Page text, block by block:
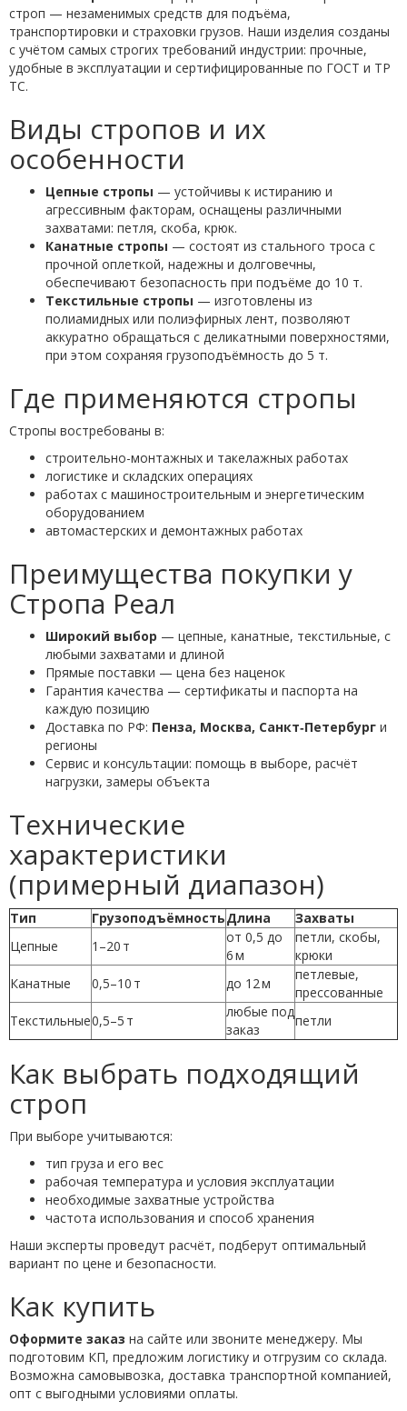
строп — незаменимых средств для подъёма,
транспортировки и страховки грузов. Наши изделия созданы
с учётом самых строгих требований индустрии: прочные,
удобные в эксплуатации и сертифицированные по ГОСТ и ТР
ТС.
Виды стропов и их
особенности
Цепные стропы — устойчивы к истиранию и
агрессивным факторам, оснащены различными
захватами: петля, скоба, крюк.
Канатные стропы — состоят из стального троса с
прочной оплеткой, надежны и долговечны,
обеспечивают безопасность при подъёме до 10 т.
Текстильные стропы — изготовлены из
полиамидных или полиэфирных лент, позволяют
аккуратно обращаться с деликатными поверхностями,
при этом сохраняя грузоподъёмность до 5 т.
Где применяются стропы
Стропы востребованы в:
строительно-монтажных и такелажных работах
логистике и складских операциях
работах с машиностроительным и энергетическим
оборудованием
автомастерских и демонтажных работах
Преимущества покупки у
Стропа Реал
Широкий выбор — цепные, канатные, текстильные, с
любыми захватами и длиной
Прямые поставки — цена без наценок
Гарантия качества — сертификаты и паспорта на
каждую позицию
Доставка по РФ: Пенза, Москва, Санкт‑Петербург и
регионы
Сервис и консультации: помощь в выборе, расчёт
нагрузки, замеры объекта
Технические
характеристики
(примерный диапазон)
Тип ГрузоподъёмностьДлина
Захваты
Цепные
1–20 т
от 0,5 до
6 м
петли, скобы,
крюки
Канатные
0,5–10 т до 12 м
петлевые,
прессованные
Текстильные0,5–5 т
любые под
заказ
петли
Как выбрать подходящий
строп
При выборе учитываются:
тип груза и его вес
рабочая температура и условия эксплуатации
необходимые захватные устройства
частота использования и способ хранения
Наши эксперты проведут расчёт, подберут оптимальный
вариант по цене и безопасности.
Как купить
Оформите заказ на сайте или звоните менеджеру. Мы
подготовим КП, предложим логистику и отгрузим со склада.
Возможна самовывозка, доставка транспортной компанией,
опт с выгодными условиями оплаты.